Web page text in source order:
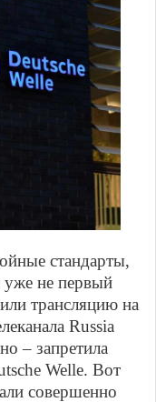
стандарты,
уже не первый
трансляцию на
Russia
– запретила
Welle. Вот
совершенно